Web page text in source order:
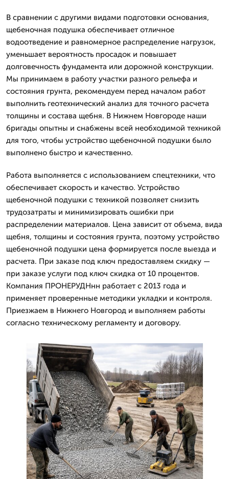
В сравнении с другими видами подготовки основания,
щебеночная подушка обеспечивает отличное
водоотведение и равномерное распределение нагрузок,
уменьшает вероятность просадок и повышает
долговечность фундамента или дорожной конструкции.
Мы принимаем в работу участки разного рельефа и
состояния грунта, рекомендуем перед началом работ
выполнить геотехнический анализ для точного расчета
толщины и состава щебня. В Нижнем Новгороде наши
бригады опытны и снабжены всей необходимой техникой
для того, чтобы устройство щебеночной подушки было
выполнено быстро и качественно.
Работа выполняется с использованием спецтехники, что
обеспечивает скорость и качество. Устройство
щебеночной подушки с техникой позволяет снизить
трудозатраты и минимизировать ошибки при
распределении материалов. Цена зависит от объема, вида
щебня, толщины и состояния грунта, поэтому устройство
щебеночной подушки цена формируется после выезда и
расчета. При заказе под ключ предоставляем скидку —
при заказе услуги под ключ скидка от 10 процентов.
Компания ПРОНЕРУДНнн работает с 2013 года и
применяет проверенные методики укладки и контроля.
Приезжаем в Нижнего Новгород и выполняем работы
согласно техническому регламенту и договору.